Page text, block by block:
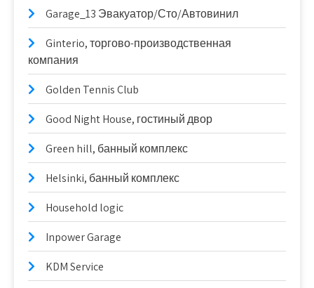
Garage_13 Эвакуатор/Сто/Автовинил
Ginterio, торгово-производственная
компания
Golden Tennis Club
Good Night House, гостиный двор
Green hill, банный комплекс
Helsinki, банный комплекс
Household logic
Inpower Garage
KDM Service